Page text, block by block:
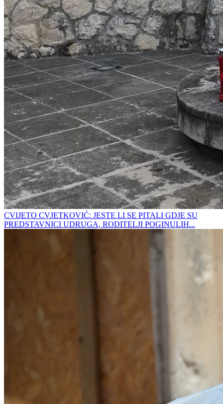
CVIJETO CVJETKOVIĆ: JESTE LI SE PITALI GDJE SU
PREDSTAVNICI UDRUGA, RODITELJI POGINULIH...